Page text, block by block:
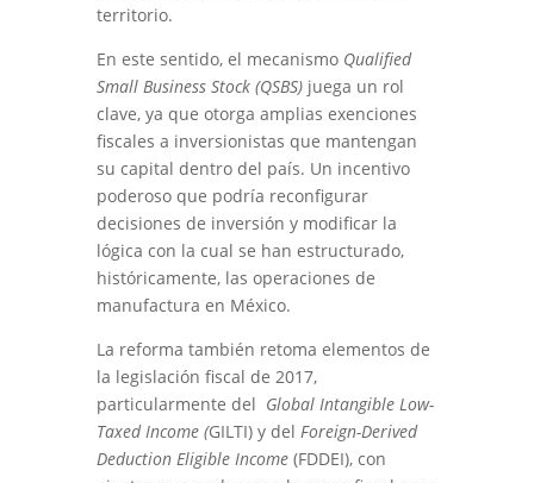
territorio.
En este sentido, el mecanismo Qualified
Small Business Stock (QSBS)juega un rol
clave, ya que otorga amplias exenciones
fiscales a inversionistas que mantengan
su capital dentro del país. Un incentivo
poderoso que podría reconfigurar
decisiones de inversión y modificar la
lógica con la cual se han estructurado,
históricamente, las operaciones de
manufactura en México.
La reforma también retoma elementos de
la legislación fiscal de 2017,
particularmente del Global Intangible Low-
Taxed Income (GILTI) y del Foreign-Derived
Deduction Eligible Income(FDDEI), con